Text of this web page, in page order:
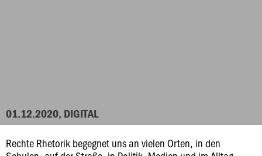
01.12.2020, DIGITAL
Rechte Rhetorik begegnet uns an vielen Orten, in den